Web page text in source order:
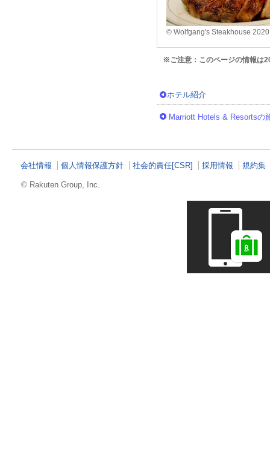
© Wolfgang's Steakhouse 2020
※ご注意：このページの情報は
ホテル紹介
Marriott Hotels & Resortsの
会社情報 個人情報保護方針 社会的責任[CSR] 採用情報 規約集
© Rakuten Group, Inc.